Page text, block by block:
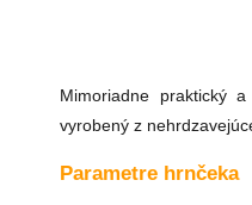
Mimoriadne praktický
vyrobený z
Parametre hrnčeka